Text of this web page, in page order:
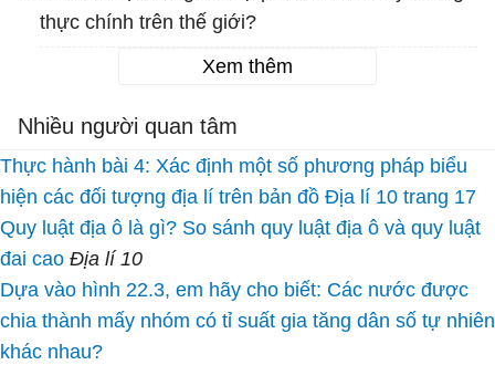
thực chính trên thế giới?
Xem thêm
Nhiều người quan tâm
Thực hành bài 4: Xác định một số phương pháp biểu
hiện các đối tượng địa lí trên bản đồ Địa lí 10 trang 17
Quy luật địa ô là gì? So sánh quy luật địa ô và quy luật
đai cao Địa lí 10
Dựa vào hình 22.3, em hãy cho biết: Các nước được
chia thành mấy nhóm có tỉ suất gia tăng dân số tự nhiên
khác nhau?